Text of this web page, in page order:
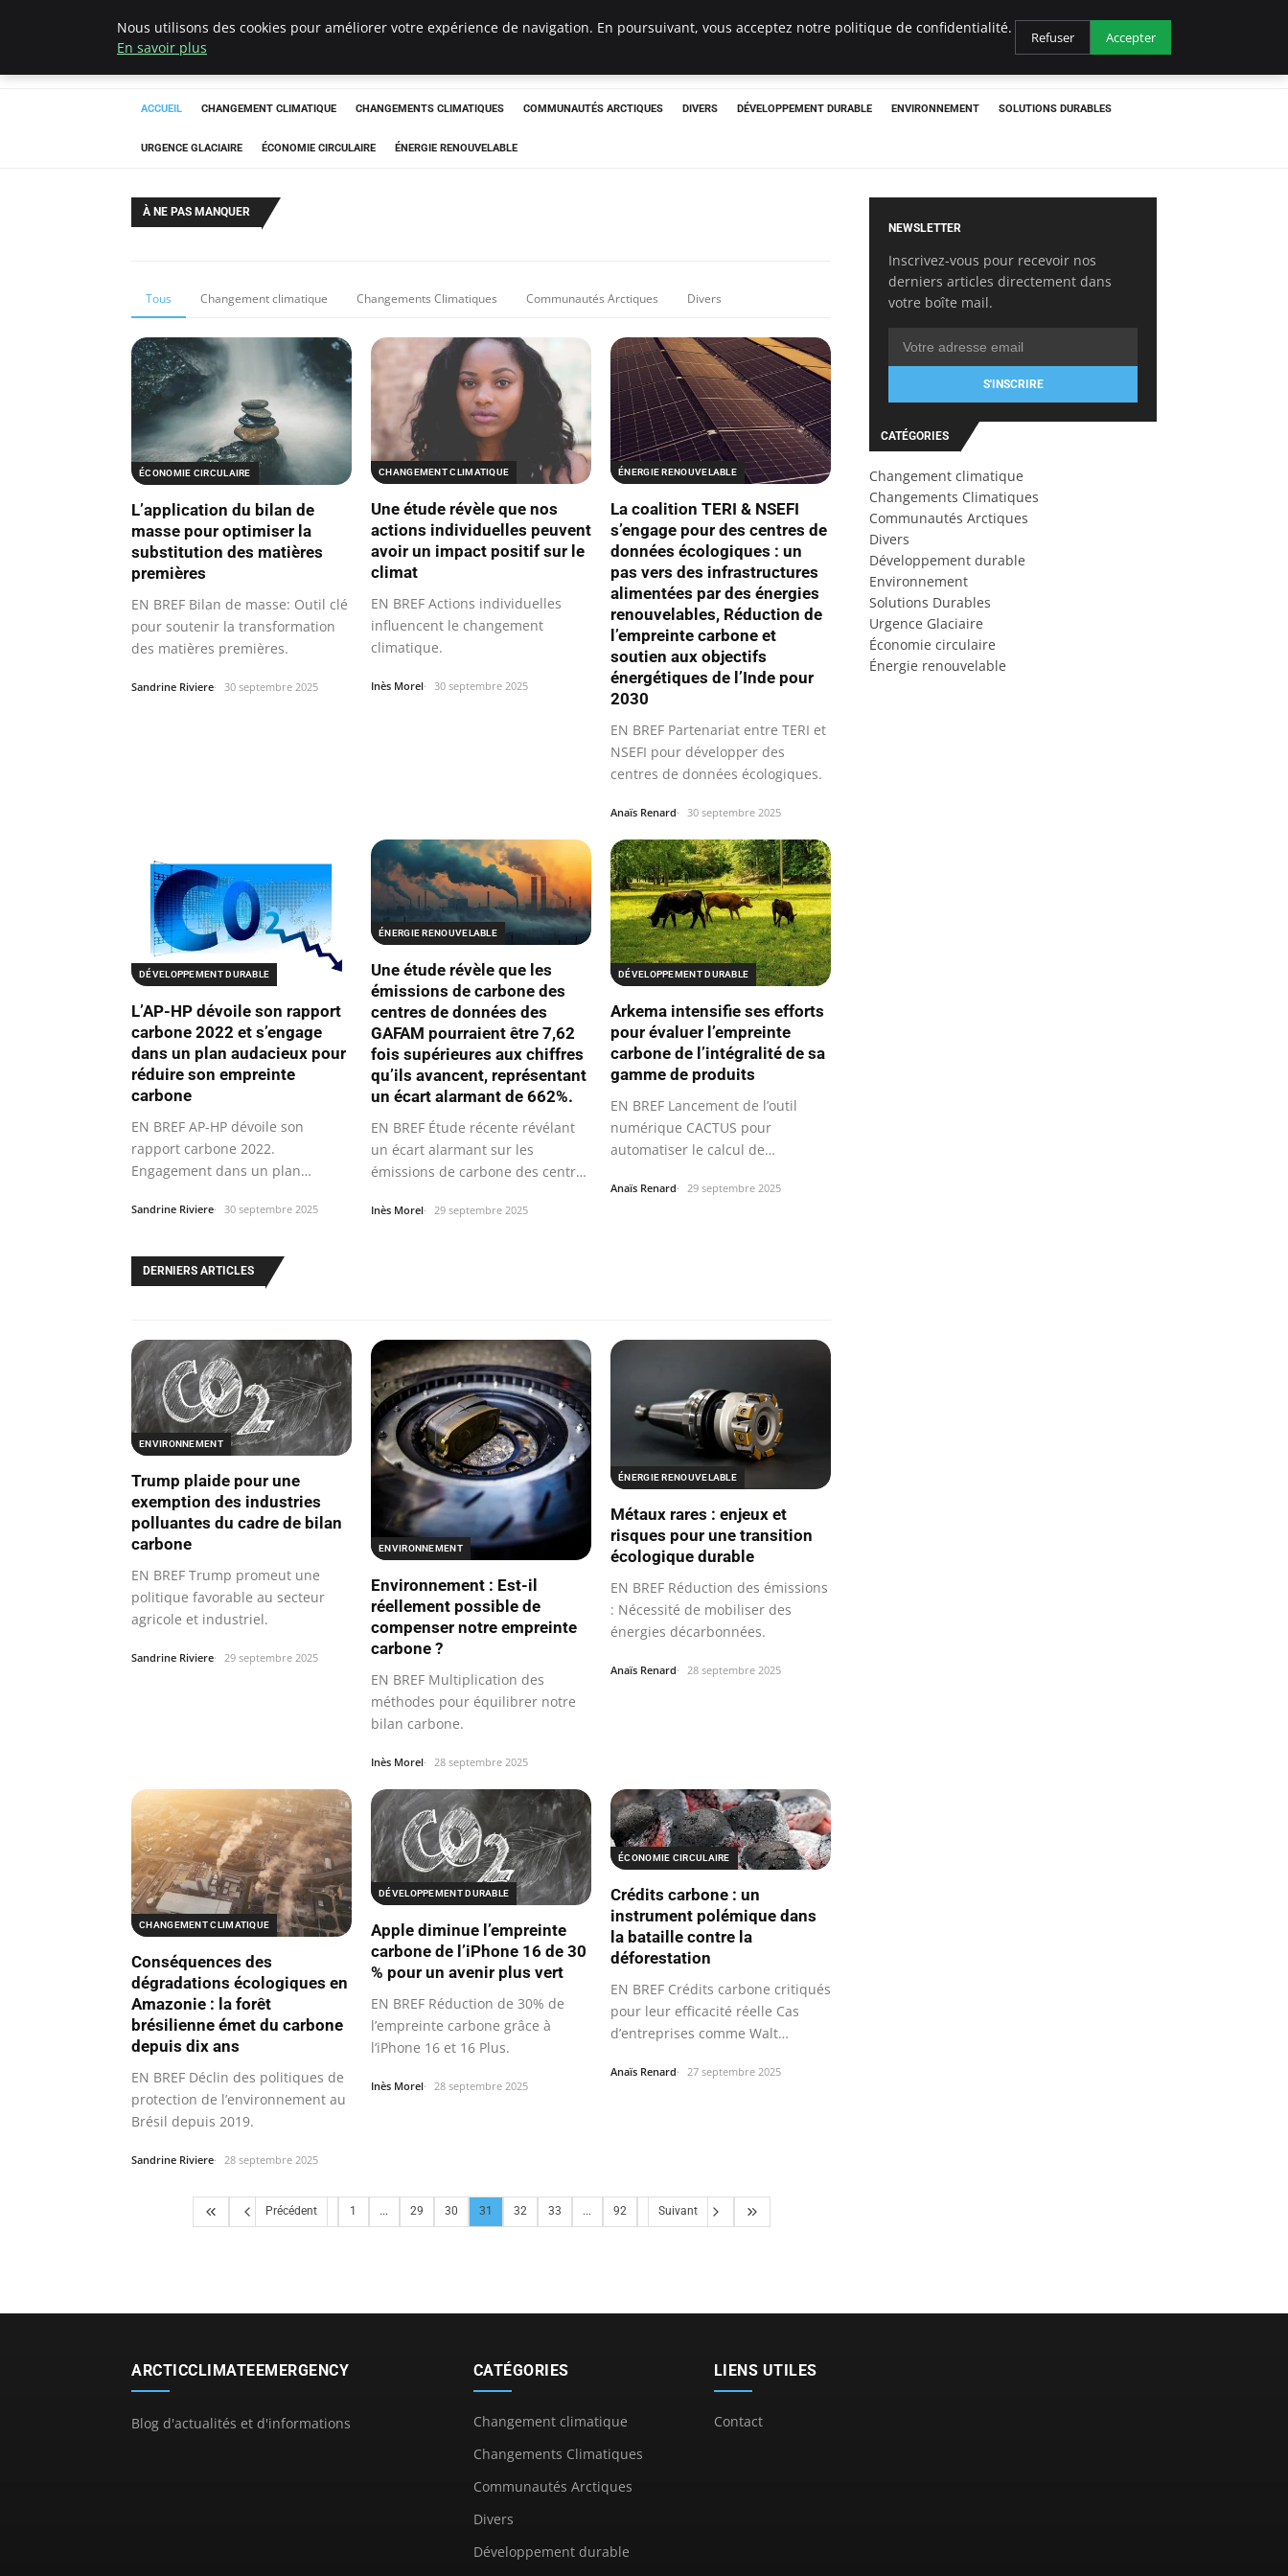
Arcticclimateemergency
ACCUEIL CHANGEMENT CLIMATIQUE CHANGEMENTS CLIMATIQUES COMMUNAUTÉS ARCTIQUES DIVERS DÉVELOPPEMENT DURABLE ENVIRONNEMENT SOLUTIONS DURABLES
URGENCE GLACIAIRE ÉCONOMIE CIRCULAIRE ÉNERGIE RENOUVELABLE
À NE PAS MANQUER
Tous Changement climatique Changements Climatiques Communautés Arctiques Divers
ÉCONOMIE CIRCULAIRE
L’application du bilan de
masse pour optimiser la
substitution des matières
premières
EN BREF Bilan de masse: Outil clé
pour soutenir la transformation
des matières premières.
Sandrine Riviere 30 septembre 2025
CHANGEMENT CLIMATIQUE
Une étude révèle que nos
actions individuelles peuvent
avoir un impact positif sur le
climat
EN BREF Actions individuelles
influencent le changement
climatique.
Inès Morel 30 septembre 2025
ÉNERGIE RENOUVELABLE
La coalition TERI & NSEFI
s’engage pour des centres de
données écologiques : un
pas vers des infrastructures
alimentées par des énergies
renouvelables, Réduction de
l’empreinte carbone et
soutien aux objectifs
énergétiques de l’Inde pour
2030
EN BREF Partenariat entre TERI et
NSEFI pour développer des
centres de données écologiques.
Anaïs Renard 30 septembre 2025
DÉVELOPPEMENT DURABLE
L’AP-HP dévoile son rapport
carbone 2022 et s’engage
dans un plan audacieux pour
réduire son empreinte
carbone
EN BREF AP-HP dévoile son
rapport carbone 2022.
Engagement dans un plan
Sandrine Riviere 30 septembre 2025
ÉNERGIE RENOUVELABLE
Une étude révèle que les
émissions de carbone des
centres de données des
GAFAM pourraient être 7,62
fois supérieures aux chiffres
qu’ils avancent, représentant
un écart alarmant de 662%.
EN BREF Étude récente révélant
un écart alarmant sur les
émissions de carbone des centres
Inès Morel 29 septembre 2025
DÉVELOPPEMENT DURABLE
Arkema intensifie ses efforts
pour évaluer l’empreinte
carbone de l’intégralité de sa
gamme de produits
EN BREF Lancement de l’outil
numérique CACTUS pour
automatiser le calcul de
Anaïs Renard 29 septembre 2025
DERNIERS ARTICLES
ENVIRONNEMENT
Trump plaide pour une
exemption des industries
polluantes du cadre de bilan
carbone
EN BREF Trump promeut une
politique favorable au secteur
agricole et industriel.
Sandrine Riviere 29 septembre 2025
ENVIRONNEMENT
Environnement : Est-il
réellement possible de
compenser notre empreinte
carbone ?
EN BREF Multiplication des
méthodes pour équilibrer notre
bilan carbone.
Inès Morel 28 septembre 2025
ÉNERGIE RENOUVELABLE
Métaux rares : enjeux et
risques pour une transition
écologique durable
EN BREF Réduction des émissions
: Nécessité de mobiliser des
énergies décarbonnées.
Anaïs Renard 28 septembre 2025
CHANGEMENT CLIMATIQUE
Conséquences des
dégradations écologiques en
Amazonie : la forêt
brésilienne émet du carbone
depuis dix ans
EN BREF Déclin des politiques de
protection de l’environnement au
Brésil depuis 2019.
Sandrine Riviere 28 septembre 2025
DÉVELOPPEMENT DURABLE
Apple diminue l’empreinte
carbone de l’iPhone 16 de 30
% pour un avenir plus vert
EN BREF Réduction de 30% de
l’empreinte carbone grâce à
l’iPhone 16 et 16 Plus.
Inès Morel 28 septembre 2025
ÉCONOMIE CIRCULAIRE
Crédits carbone : un
instrument polémique dans
la bataille contre la
déforestation
EN BREF Crédits carbone critiqués
pour leur efficacité réelle Cas
d’entreprises comme Walt
Anaïs Renard 27 septembre 2025
Précédent 1 ... 29 30 31 32 33 ... 92 Suivant
NEWSLETTER
Inscrivez-vous pour recevoir nos
derniers articles directement dans
votre boîte mail.
S'INSCRIRE
CATÉGORIES
Changement climatique
Changements Climatiques
Communautés Arctiques
Divers
Développement durable
Environnement
Solutions Durables
Urgence Glaciaire
Économie circulaire
Énergie renouvelable
ARCTICCLIMATEEMERGENCY
Blog d'actualités et d'informations
CATÉGORIES
Changement climatique
Changements Climatiques
Communautés Arctiques
Divers
Développement durable
LIENS UTILES
Contact
Nous utilisons des cookies pour améliorer votre expérience de navigation. En poursuivant, vous acceptez notre politique de confidentialité.
En savoir plus
Refuser Accepter